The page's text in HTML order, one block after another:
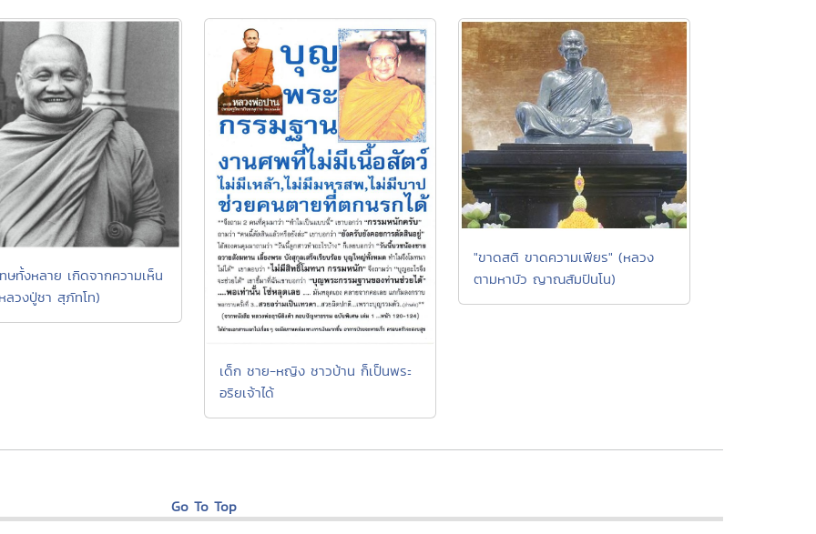
ษทั้งหลาย เกิดจากความเห็น
วงปู่ชา สุภัทโท)
เด็ก ชาย-หญิง ชาวบ้าน ก็เป็นพระ
อริยเจ้าได้
"ขาดสติ ขาดความเพียร" (หลวง
ตามหาบัว ญาณสัมปันโน)
Go To Top